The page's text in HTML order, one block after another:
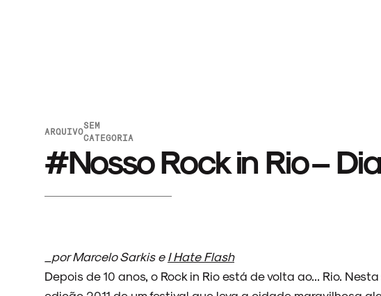
ARQUIVO
SEM
CATEGORIA
#Nosso Rock in Rio – Dia
_por Marcelo Sarkis eI Hate Flash
Depois de 10 anos, o Rock in Rio está de volta ao... Rio.